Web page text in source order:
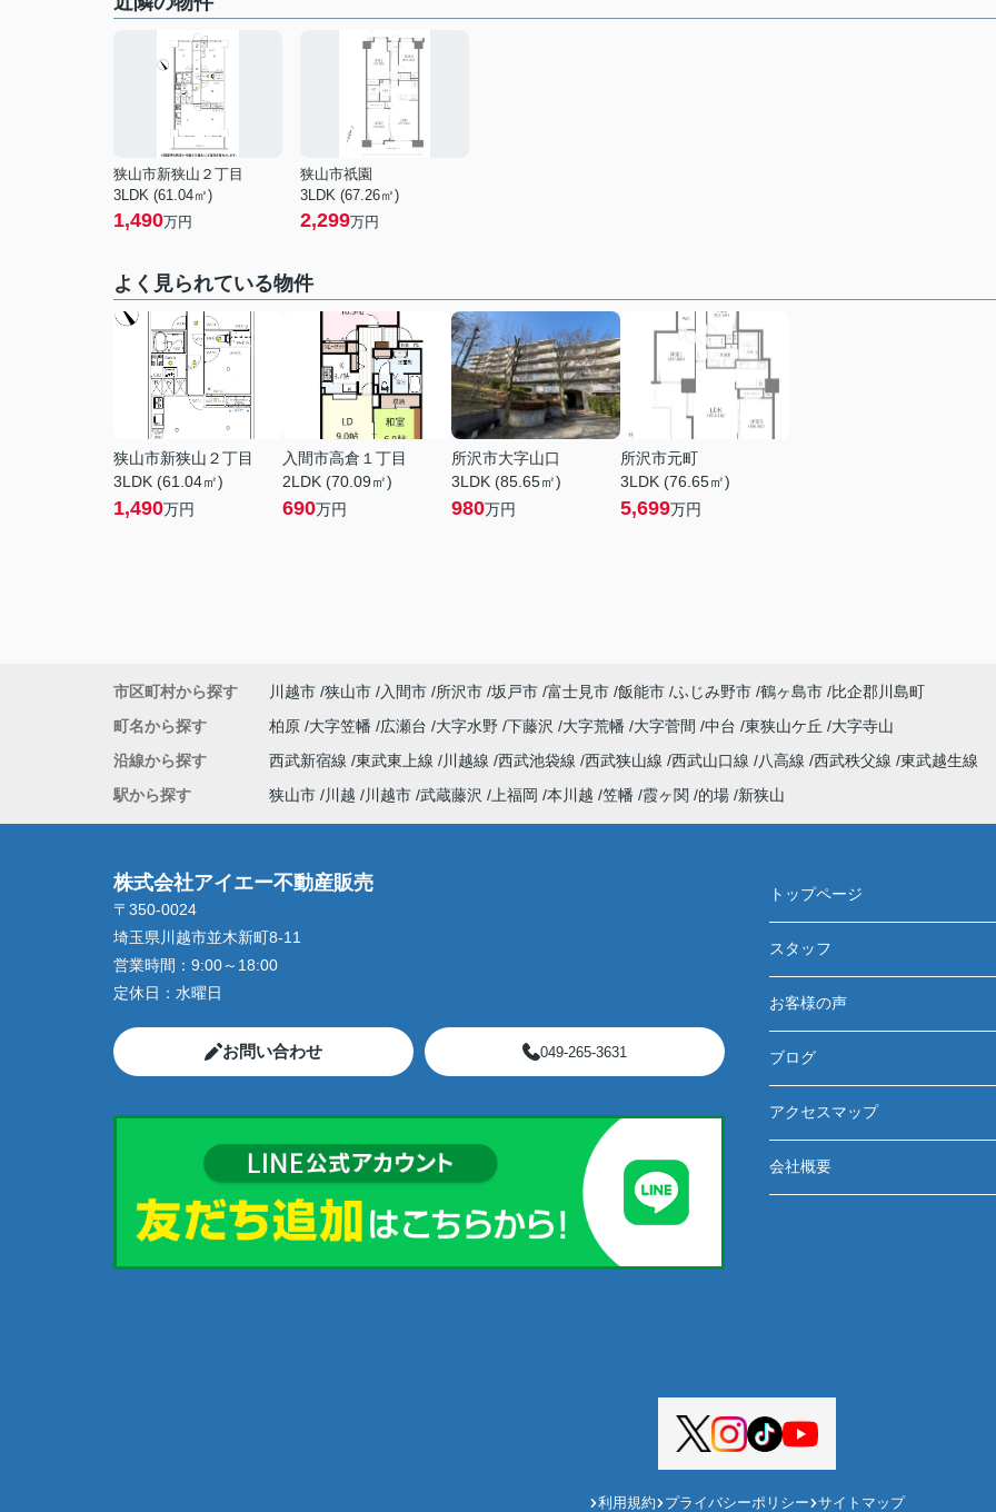
狭山市新狭山２丁目
3LDK (61.04㎡)
1,490万円
狭山市祇園
3LDK (67.26㎡)
2,299万円
よく見られている物件
狭山市新狭山２丁目
3LDK (61.04㎡)
1,490万円
入間市高倉１丁目
2LDK (70.09㎡)
690万円
所沢市大字山口
3LDK (85.65㎡)
980万円
所沢市元町
3LDK (76.65㎡)
5,699万円
市区町村から探す 川越市 狭山市 入間市 所沢市 坂戸市 富士見市 飯能市 ふじみ野市 鶴ヶ島市
比企郡川島町
町名から探す
柏原 大字笠幡 広瀬台 大字水野 下藤沢 大字荒幡 大字菅間 中台 東狭山ケ丘
大字寺山
沿線から探す
西武新宿線 東武東上線 川越線 西武池袋線 西武狭山線 西武山口線 八高線 西武秩父線 東武越生線
駅から探す
狭山市 川越 川越市 武蔵藤沢 上福岡 本川越 笠幡 霞ヶ関 的場 新狭山
株式会社アイエー不動産販売
〒350-0024
埼玉県川越市並木新町8-11
営業時間： 9:00～18:00
定休日： 水曜日
お問い合わせ 049-265-3631
トップページ
スタッフ
お客様の声
ブログ
アクセスマップ
会社概要
利用規約 プライバシーポリシー サイトマップ